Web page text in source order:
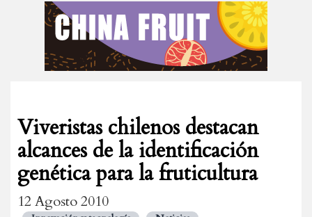
Viveristas chilenos destacan
alcances de la identificación
genética para la fruticultura
12 Agosto 2010